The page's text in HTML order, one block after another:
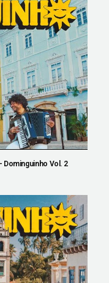
Dominguinho Vol. 2